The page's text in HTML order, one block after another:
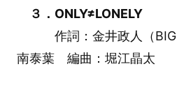
３．ONLY≠LONELY
作詞：金井政人（
南泰葉 編曲：堀江晶太